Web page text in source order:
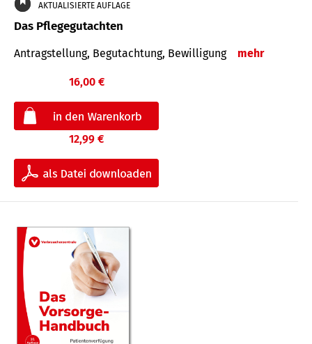
AKTUALISIERTE AUFLAGE
Das Pflegegutachten
Antragstellung, Begutachtung, Bewilligung mehr
16,00 €
12,99 €